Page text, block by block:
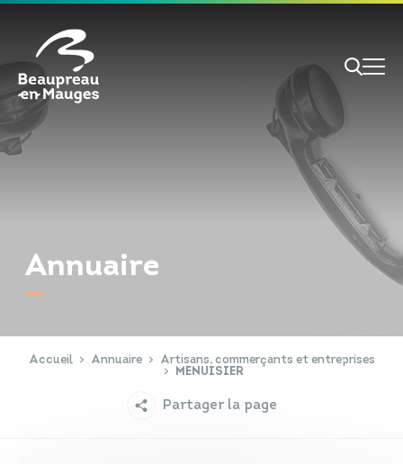
RECHERCHE
Annuaire
Accueil Annuaire
Artisans, commerçants et entreprises
MENUISIER
Partager la page
Cookies management panel